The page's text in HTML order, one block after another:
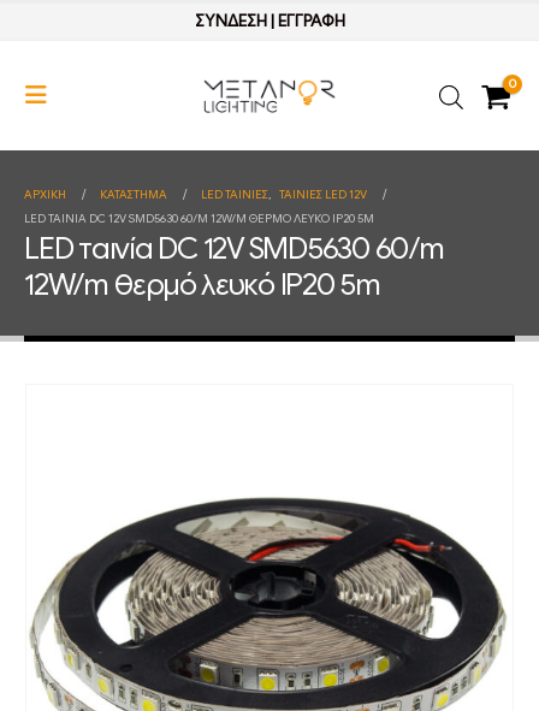
ΣΥΝΔΕΣΗ| ΕΓΓΡΑΦΗ
0
ΑΡΧΙΚΉ ΚΑΤΆΣΤΗΜΑ LED ΤΑΙΝΙΕΣ, ΤΑΙΝΙΕΣ LED 12V
LED ΤΑΙΝΊΑ DC 12V SMD5630 60/M 12W/M ΘΕΡΜΌ ΛΕΥΚΌ IP20 5M
LED ταινία DC 12V SMD5630 60/m
12W/m θερμό λευκό IP20 5m